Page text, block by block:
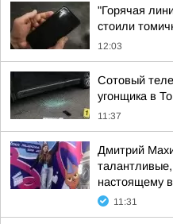
"Горячая
стоили
12:03
Сотовый
угонщика в
11:37
Дмитрий
настоящему
11:31